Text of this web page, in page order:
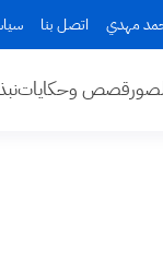
مهدي اتصل بنا
قصص وحكايات